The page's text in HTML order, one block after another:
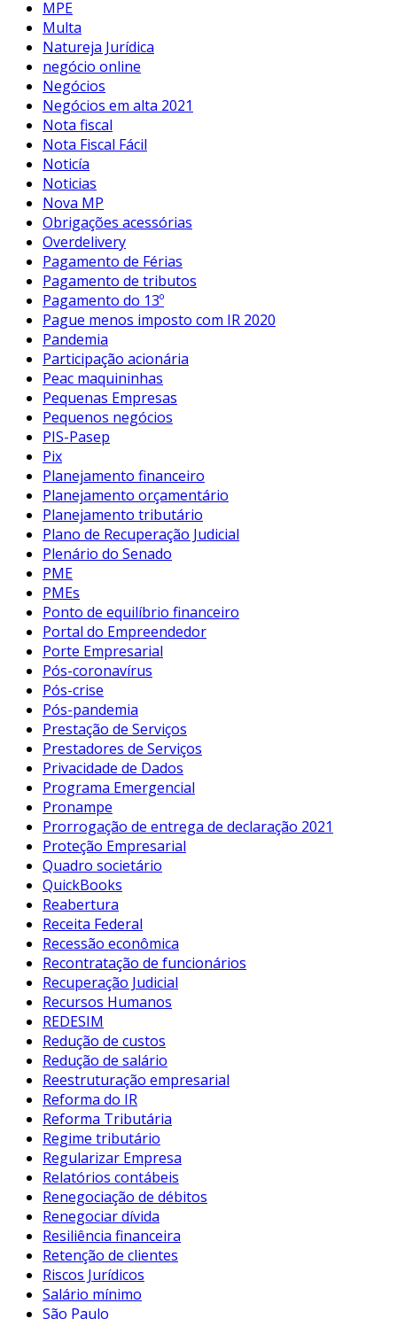
MPE
Multa
Natureja Jurídica
negócio online
Negócios
Negócios em alta 2021
Nota fiscal
Nota Fiscal Fácil
Noticía
Noticias
Nova MP
Obrigações acessórias
Overdelivery
Pagamento de Férias
Pagamento de tributos
Pagamento do 13º
Pague menos imposto com IR 2020
Pandemia
Participação acionária
Peac maquininhas
Pequenas Empresas
Pequenos negócios
PIS-Pasep
Pix
Planejamento financeiro
Planejamento orçamentário
Planejamento tributário
Plano de Recuperação Judicial
Plenário do Senado
PME
PMEs
Ponto de equilíbrio financeiro
Portal do Empreendedor
Porte Empresarial
Pós-coronavírus
Pós-crise
Pós-pandemia
Prestação de Serviços
Prestadores de Serviços
Privacidade de Dados
Programa Emergencial
Pronampe
Prorrogação de entrega de declaração 2021
Proteção Empresarial
Quadro societário
QuickBooks
Reabertura
Receita Federal
Recessão econômica
Recontratação de funcionários
Recuperação Judicial
Recursos Humanos
REDESIM
Redução de custos
Redução de salário
Reestruturação empresarial
Reforma do IR
Reforma Tributária
Regime tributário
Regularizar Empresa
Relatórios contábeis
Renegociação de débitos
Renegociar dívida
Resiliência financeira
Retenção de clientes
Riscos Jurídicos
Salário mínimo
São Paulo